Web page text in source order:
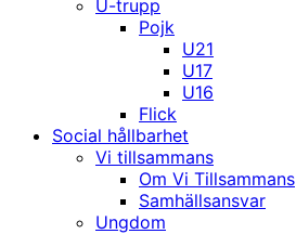
U-trupp
Pojk
U21
U17
U16
Flick
Social hållbarhet
Vi tillsammans
Om Vi Tillsammans
Samhällsansvar
Ungdom